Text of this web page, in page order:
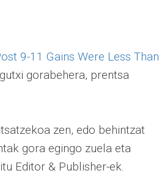
9-11 Gains Were Less Than
gorabehera, prentsa
zen, edo behintzat
gora egingo zuela eta
Editor & Publisher-ek.